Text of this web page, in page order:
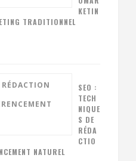
KETIN
TRADITIONNEL
SEO :
TECH
NIQUE
S DE
RÉDA
CTIO
NATUREL